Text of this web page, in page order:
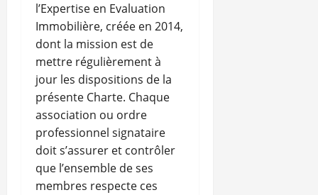
l’Expertise en Evaluation
Immobilière, créée en 2014,
dont la mission est de
mettre régulièrement à
jour les dispositions de la
présente Charte. Chaque
association ou ordre
professionnel signataire
doit s’assurer et contrôler
que l’ensemble de ses
membres respecte ces